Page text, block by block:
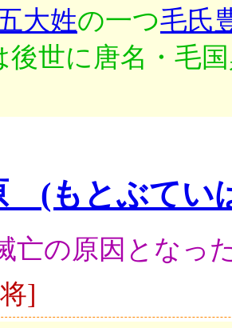
大姓の一つ毛氏
後世に唐名・毛
(もとぶてい
亡の原因となっ
]